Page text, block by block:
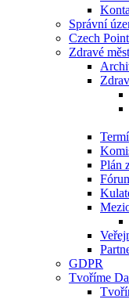
Správní
Czech Point
Zdravé
Plán
GDPR
Tvoříme